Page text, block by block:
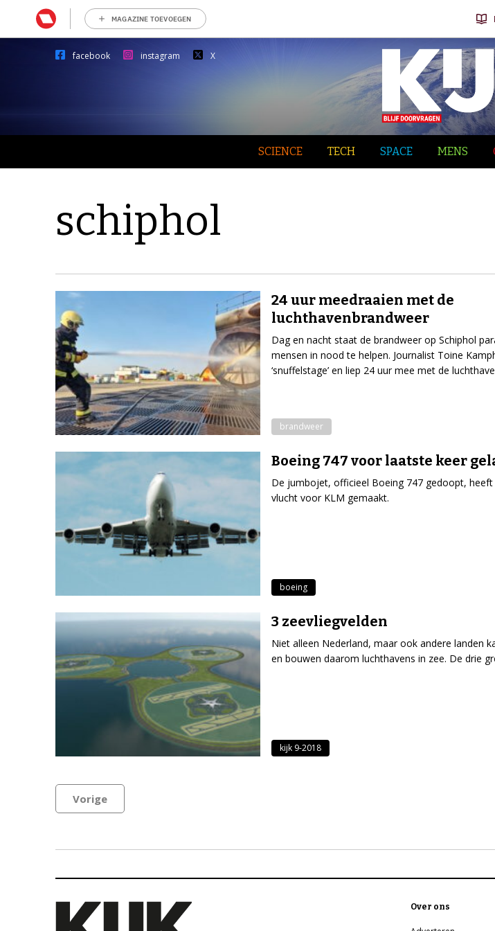
MAGAZINE TOEVOEGEN
facebook instagram X
SCIENCE TECH SPACE MENS
schiphol
24 uur meedraaien met de
luchthavenbrandweer
Dag en nacht staat de brandweer op Schiphol
mensen in nood te helpen. Journalist Toine
‘snuffelstage’ en liep 24 uur mee met de
brandweer
Boeing 747 voor laatste keer
De jumbojet, officieel Boeing 747 gedoopt,
vlucht voor KLM gemaakt.
boeing
3 zeevliegvelden
Niet alleen Nederland, maar ook andere landen
en bouwen daarom luchthavens in zee. De drie
kijk 9-2018
Vorige
Over ons